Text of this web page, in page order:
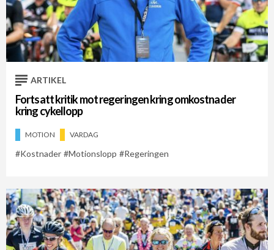
Vättern Bike Games
MTB-Lopp
Cykelveckan 2021
Cykelveckan 2026
Regeringen
RENSA
ARTIKEL
Fortsatt kritik mot regeringen kring omkostnader
kring cykellopp
MOTION VARDAG
Kostnader Motionslopp Regeringen